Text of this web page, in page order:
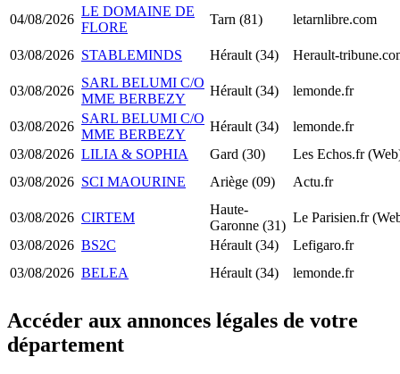
04/08/2026
LE DOMAINE DE
FLORE
Tarn (81) letarnlibre.com
03/08/2026 STABLEMINDS Hérault (34) Herault-
03/08/2026
SARL BELUMI C/O
MME BERBEZY
Hérault (34) lemonde.fr
03/08/2026
SARL BELUMI C/O
MME BERBEZY
Hérault (34)
lemonde.fr
03/08/2026 LILIA & SOPHIA Gard (30)
Les Echos.fr
03/08/2026 SCI MAOURINE Ariège (09) Actu.fr
03/08/2026 CIRTEM
Haute-
Garonne (31)
Le Parisien.fr
03/08/2026 BS2C Hérault (34)
Lefigaro.fr
03/08/2026 BELEA Hérault (34) lemonde.fr
Accéder aux annonces légales de votre
département